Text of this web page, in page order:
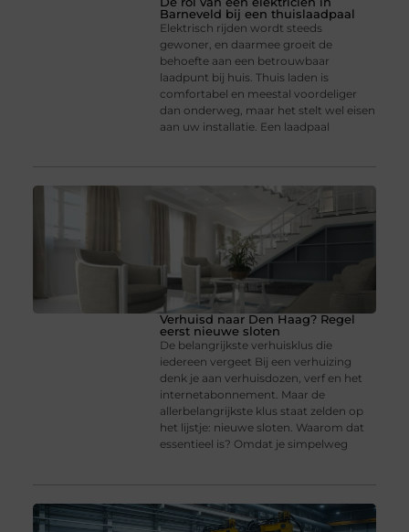
Barneveld bij een thuislaadpaal
Elektrisch rijden wordt steeds
gewoner, en daarmee groeit de
behoefte aan een betrouwbaar
laadpunt bij huis. Thuis laden is
comfortabel en meestal voordeliger
dan onderweg, maar het stelt wel eisen
aan uw installatie. Een laadpaal
Verhuisd naar Den Haag? Regel
eerst nieuwe sloten
De belangrijkste verhuisklus die
iedereen vergeet Bij een verhuizing
denk je aan verhuisdozen, verf en het
internetabonnement. Maar de
allerbelangrijkste klus staat zelden op
het lijstje: nieuwe sloten. Waarom dat
essentieel is? Omdat je simpelweg